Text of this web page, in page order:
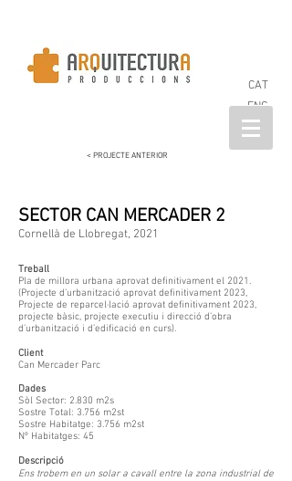
< PROJECTE ANTERIOR
CAT
ENG
SECTOR CAN MERCADER 2
Cornellà de Llobregat, 2021
Treball
Pla de millora urbana aprovat definitivament el 2021.
(Projecte d’urbanització aprovat definitivament 2023,
Projecte de reparcel·lació aprovat definitivament 2023,
projecte bàsic, projecte executiu i direcció d’obra
d’urbanització i d’edificació en curs).
Client
Can Mercader Parc
Dades
Sòl Sector: 2.830 m2s
Sostre Total: 3.756 m2st
Sostre Habitatge: 3.756 m2st
Nº Habitatges: 45
Descripció
Ens trobem en un solar a cavall entre la zona industrial de